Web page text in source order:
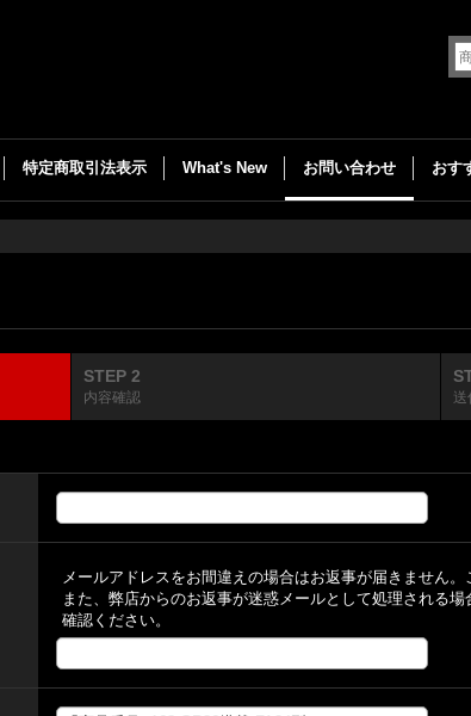
特定商取引法表示 What's New お問い合わせ おす
STEP 2
内容確認 送
メールアドレスをお間違えの場合はお返事が届きません。
また、弊店からのお返事が迷惑メールとして処理される
確認ください。